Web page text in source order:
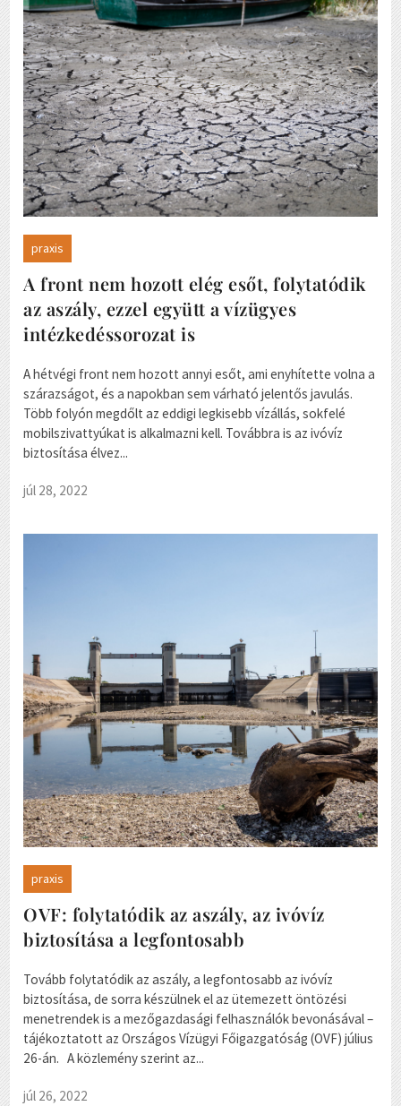
praxis
A front nem hozott elég esőt, folytatódik
az aszály, ezzel együtt a vízügyes
intézkedéssorozat is
A hétvégi front nem hozott annyi esőt, ami enyhítette volna a
szárazságot, és a napokban sem várható jelentős javulás.
Több folyón megdőlt az eddigi legkisebb vízállás, sokfelé
mobilszivattyúkat is alkalmazni kell. Továbbra is az ivóvíz
biztosítása élvez...
júl 28, 2022
praxis
OVF: folytatódik az aszály, az ivóvíz
biztosítása a legfontosabb
Tovább folytatódik az aszály, a legfontosabb az ivóvíz
biztosítása, de sorra készülnek el az ütemezett öntözési
menetrendek is a mezőgazdasági felhasználók bevonásával –
tájékoztatott az Országos Vízügyi Főigazgatóság (OVF) július
26-án. A közlemény szerint az...
júl 26, 2022